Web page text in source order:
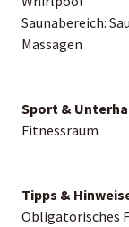
Saunabereich:
Massagen
Sport &
Fitnessraum
Tipps &
Obligatorisches